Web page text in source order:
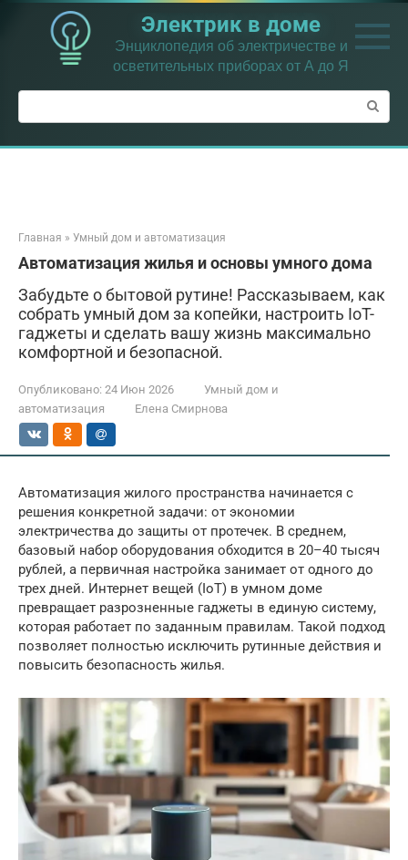
Перейти
контенту
Электрик в доме
Энциклопедия об электричестве и
осветительных приборах от А до Я
Поиск:
Главная » Умный дом и автоматизация
Автоматизация жилья и основы умного дома
Забудьте о бытовой рутине! Рассказываем, как
собрать умный дом за копейки, настроить IoT-
гаджеты и сделать вашу жизнь максимально
комфортной и безопасной.
Опубликовано: 24 Июн 2026
Умный дом и
автоматизация
Елена Смирнова
Автоматизация жилого пространства начинается с
решения конкретной задачи: от экономии
электричества до защиты от протечек. В среднем,
базовый набор оборудования обходится в 20–40 тысяч
рублей, а первичная настройка занимает от одного до
трех дней. Интернет вещей (IoT) в умном доме
превращает разрозненные гаджеты в единую систему,
которая работает по заданным правилам. Такой подход
позволяет полностью исключить рутинные действия и
повысить безопасность жилья.